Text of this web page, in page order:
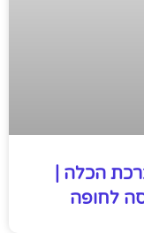
הכלה |
לחופה